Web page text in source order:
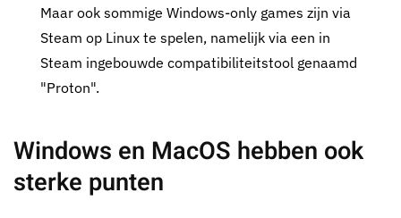
Maar ook sommige Windows-only games zijn via
Steam op Linux te spelen, namelijk via een in
Steam ingebouwde compatibiliteitstool genaamd
"Proton".
Windows en MacOS hebben ook
sterke punten